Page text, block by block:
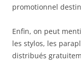
promotionnel
Enfin, on peut
les stylos, les
distribués